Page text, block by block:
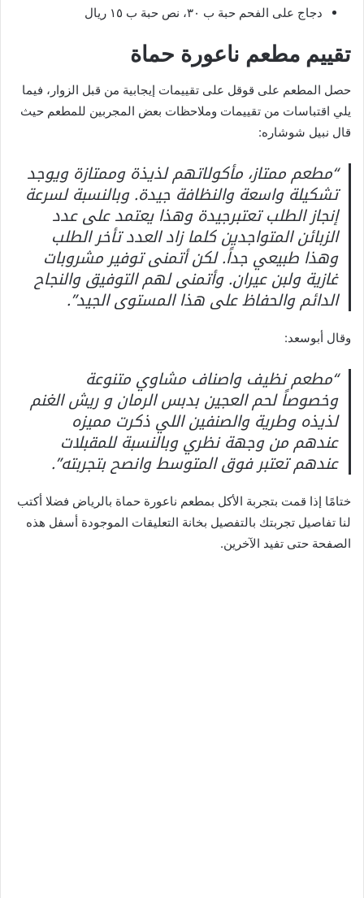
دجاج على الفحم حبة ب ٣٠، نص حبة ب ١٥ ريال
تقييم مطعم ناعورة حماة
حصل المطعم على قوقل على تقييمات إيجابية من قبل الزوار، فيما
يلي اقتباسات من تقييمات وملاحظات بعض المجربين للمطعم حيث
قال نبيل شوشاره:
“مطعم ممتاز، مأكولاتهم لذيذة وممتازة ويوجد
تشكيلة واسعة والنظافة جيدة. وبالنسبة لسرعة
إنجاز الطلب تعتبرجيدة وهذا يعتمد على عدد
الزبائن المتواجدين كلما زاد العدد تأخر الطلب
وهذا طبيعي جداً. لكن أتمنى توفير مشروبات
غازية ولبن عيران. وأتمنى لهم التوفيق والنجاح
الدائم والحفاظ على هذا المستوى الجيد”.
وقال أبوسعد:
“مطعم نظيف واصناف مشاوي متنوعة
وخصوصاً لحم العجين بدبس الرمان و ريش الغنم
لذيذه وطرية والصنفين اللي ذكرت مميزه
عندهم من وجهة نظري وبالنسبة للمقبلات
عندهم تعتبر فوق المتوسط وانصح بتجربته”.
ختامًا إذا قمت بتجربة الأكل بمطعم ناعورة حماة بالرياض فضلا أكتب
لنا تفاصيل تجربتك بالتفصيل بخانة التعليقات الموجودة أسفل هذه
الصفحة حتى تفيد الآخرين.